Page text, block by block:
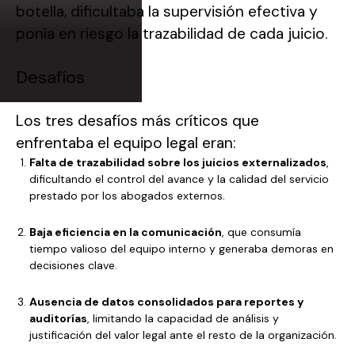
botella, dificultaba la supervisión efectiva y
ponía en riesgo la trazabilidad de cada juicio.
Desafíos
Los tres desafíos más críticos que
enfrentaba el equipo legal eran:
Falta de trazabilidad sobre los juicios externalizados,
dificultando el control del avance y la calidad del servicio
prestado por los abogados externos.
Baja eficiencia en la comunicación, que consumía
tiempo valioso del equipo interno y generaba demoras en
decisiones clave.
Ausencia de datos consolidados para reportes y
auditorías, limitando la capacidad de análisis y
justificación del valor legal ante el resto de la organización.